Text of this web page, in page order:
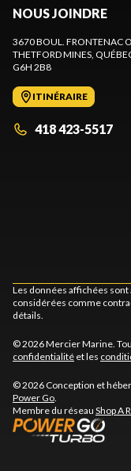
NOUS JOINDRE
3670 BOUL. FRONTENAC
THETFORD MINES ,
G6H 2B8
ITINÉRAIRE
418 423-5517
Les données affichées
considérées comme
détails.
© 2026 Mercier Marine.
confidentialité et les
© 2026 Conception et
Power Go
Membre du réseau Shop A